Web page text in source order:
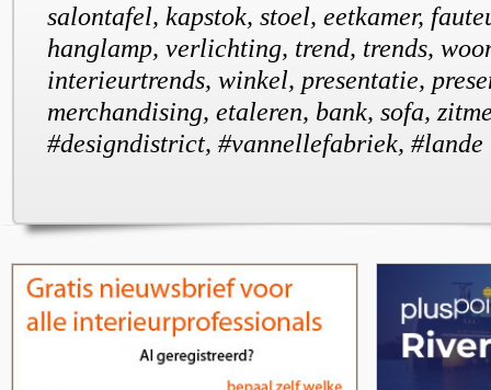
salontafel, kapstok, stoel, eetkamer,
hanglamp, verlichting, trend, trends,
interieurtrends, winkel, presentatie,
merchandising, etaleren, bank, sofa,
#designdistrict, #vannellefabriek, #lande